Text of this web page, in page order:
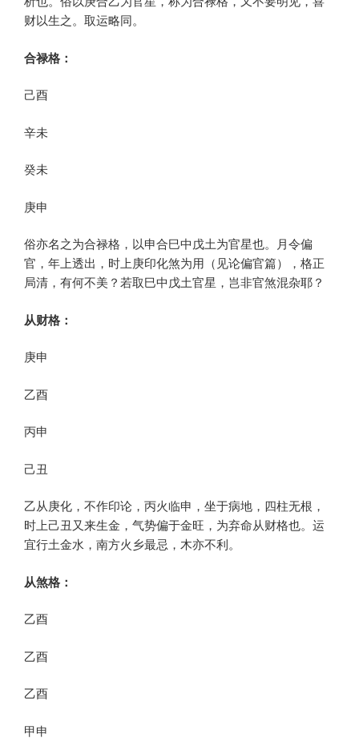
财以生之。取运略同。
合禄格：
己酉
辛未
癸未
庚申
俗亦名之为合禄格，以申合巳中戊土为官星也。月令偏
官，年上透出，时上庚印化煞为用（见论偏官篇），格正
局清，有何不美？若取巳中戊土官星，岂非官煞混杂耶？
从财格：
庚申
乙酉
丙申
己丑
乙从庚化，不作印论，丙火临申，坐于病地，四柱无根，
时上己丑又来生金，气势偏于金旺，为弃命从财格也。运
宜行土金水，南方火乡最忌，木亦不利。
从煞格：
乙酉
乙酉
乙酉
甲申